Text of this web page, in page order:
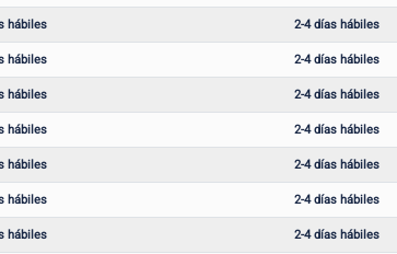
hábiles
2-4 días hábiles
hábiles
2-4 días hábiles
hábiles
2-4 días hábiles
hábiles
2-4 días hábiles
hábiles
2-4 días hábiles
hábiles
2-4 días hábiles
hábiles
2-4 días hábiles